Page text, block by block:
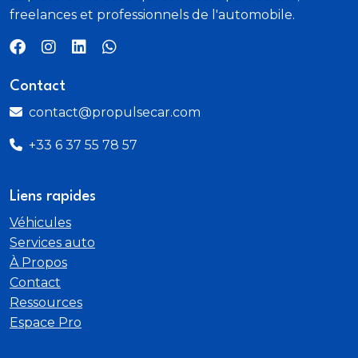
999. 999. 0. connexion sans fil Apple et connexion
LED. ampoules feux de route LED
Port de chargement USB . position avant et
arrière
démarrage sans clé verrouillage automatique
Rétroviseurs extérieurs caméra côté conducteur.
côté passager. ton caisse. électriques. chauffants.
rappels de clignotants intégrés
freelances et professionnels de l'automobile.
Contact
contact@propulsecar.com
+33 6 37 55 78 57
Liens rapides
Véhicules
Services auto
À Propos
Contact
Ressources
Espace Pro